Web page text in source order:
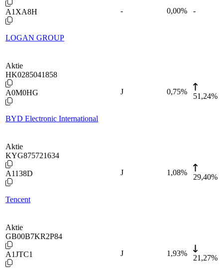
A1XA8H
LOGAN GROUP
- 0,00% -
Aktie
HK0285041858
A0M0HG
BYD Electronic International
J 0,75%
51,24%
Aktie
KYG875721634
A1138D
Tencent
J 1,08%
29,40%
Aktie
GB00B7KR2P84
A1JTC1 J 1,93%
21,27%